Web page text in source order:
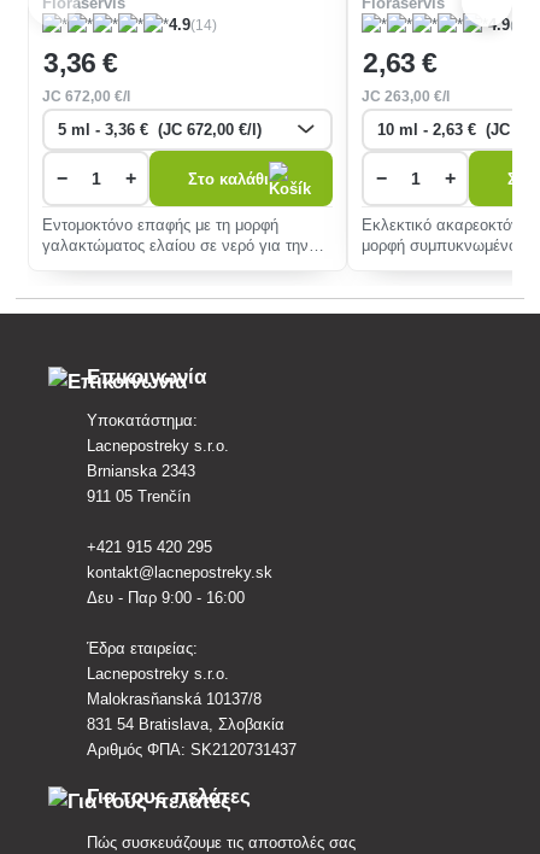
άκαρι χρωματίζεται πράσινο από
την απορροφούμενη
είναι κοκκινωπό.
Floraservis
4.9(14)
3,36 €
JC672,00 €/l
− + Στο καλάθι
Εντομοκτόνο επαφής με τη μορφή
γαλακτώματος ελαίου σε νερό για την
Floraservis
4.9(14)
2,63 €
JC263,00 €/l
− + Στο
Εκλεκτικό ακαρεοκτόνο
μορφή συμπυκνωμένου
Επικοινωνία
Υποκατάστημα:
Lacnepostreky s.r.o.
Brnianska 2343
911 05 Trenčín
+421 915 420 295
kontakt@lacnepostreky.sk
Δευ - Παρ 9:00 - 16:00
Έδρα εταιρείας:
Lacnepostreky s.r.o.
Malokrasňanská 10137/8
831 54 Bratislava, Σλοβακία
Αριθμός ΦΠΑ: SK2120731437
Για τους πελάτες
Πώς συσκευάζουμε τις αποστολές σας